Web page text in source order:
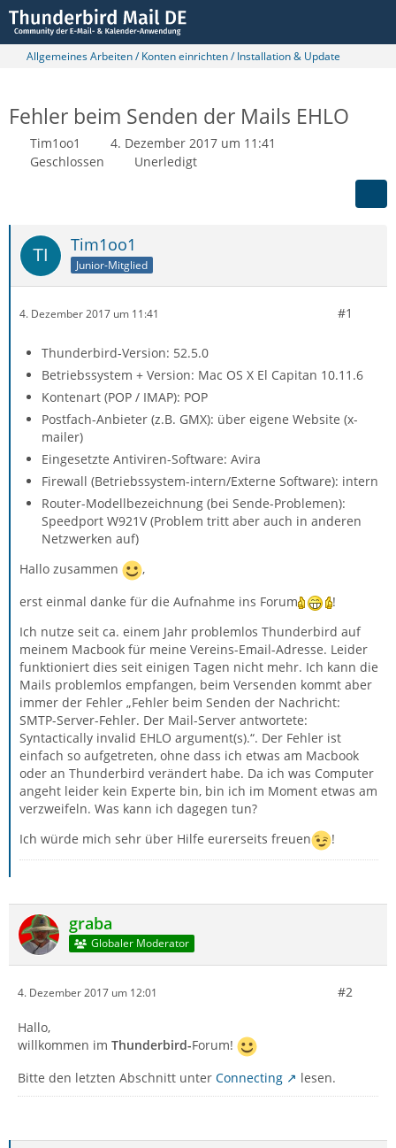
Allgemeines Arbeiten / Konten einrichten / Installation & Update
Fehler beim Senden der Mails EHLO
Tim1oo1
4. Dezember 2017 um 11:41
Geschlossen
Unerledigt
Tim1oo1
Junior-Mitglied
4. Dezember 2017 um 11:41 #1
Thunderbird-Version: 52.5.0
Betriebssystem + Version: Mac OS X El Capitan 10.11.6
Kontenart (POP / IMAP): POP
Postfach-Anbieter (z.B. GMX): über eigene Website (x-
mailer)
Eingesetzte Antiviren-Software: Avira
Firewall (Betriebssystem-intern/Externe Software): intern
Router-Modellbezeichnung (bei Sende-Problemen):
Speedport W921V (Problem tritt aber auch in anderen
Netzwerken auf)
Hallo zusammen
,
erst einmal danke für die Aufnahme ins Forum
!
Ich nutze seit ca. einem Jahr problemlos Thunderbird auf
meinem Macbook für meine Vereins-Email-Adresse. Leider
funktioniert dies seit einigen Tagen nicht mehr. Ich kann die
Mails problemlos empfangen, beim Versenden kommt aber
immer der Fehler „Fehler beim Senden der Nachricht:
SMTP-Server-Fehler. Der Mail-Server antwortete:
Syntactically invalid EHLO argument(s).“. Der Fehler ist
einfach so aufgetreten, ohne dass ich etwas am Macbook
oder an Thunderbird verändert habe. Da ich was Computer
angeht leider kein Experte bin, bin ich im Moment etwas am
verzweifeln. Was kann ich dagegen tun?
Ich würde mich sehr über Hilfe eurerseits freuen
!
graba
Globaler Moderator
4. Dezember 2017 um 12:01 #2
Hallo,
willkommen im Thunderbird-Forum!
Bitte den letzten Abschnitt unter Connecting lesen.